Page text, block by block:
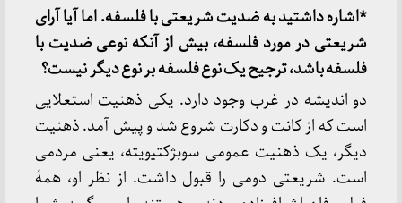
*اشاره داشتید به ضدیت شریعتی با فلسفه. اما آیا آرای
شریعتی در مورد فلسفه، بیش از آنکه نوعی ضدیت با
فلسفه باشد، ترجیح یک نوع فلسفه بر نوع دیگر نیست؟
دو اندیشه در غرب وجود دارد. یکی ذهنیت استعلایی
است که از کانت و دکارت شروع شد و پیش آمد. ذهنیت
دیگر، یک ذهنیت عمومی سوبژکتیویته، یعنی مردمی
است. شریعتی دومی را قبول داشت. از نظر او، همۀ